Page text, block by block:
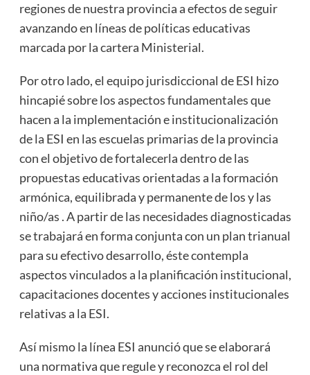
regiones de nuestra provincia a efectos de seguir
avanzando en líneas de políticas educativas
marcada por la cartera Ministerial.
Por otro lado, el equipo jurisdiccional de ESI hizo
hincapié sobre los aspectos fundamentales que
hacen a la implementación e institucionalización
de la ESI en las escuelas primarias de la provincia
con el objetivo de fortalecerla dentro de las
propuestas educativas orientadas a la formación
armónica, equilibrada y permanente de los y las
niño/as . A partir de las necesidades diagnosticadas
se trabajará en forma conjunta con un plan trianual
para su efectivo desarrollo, éste contempla
aspectos vinculados a la planificación institucional,
capacitaciones docentes y acciones institucionales
relativas a la ESI.
Así mismo la línea ESI anunció que se elaborará
una normativa que regule y reconozca el rol del